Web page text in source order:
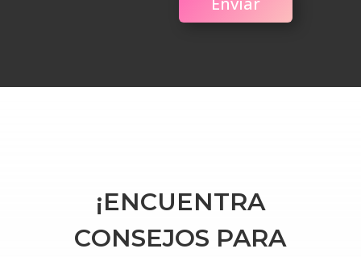
¡ENCUENTRA
CONSEJOS PARA